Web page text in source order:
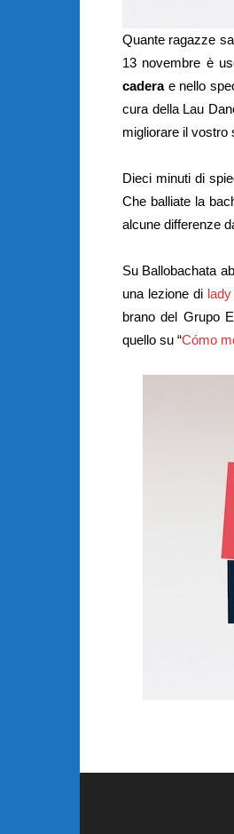
Quante ragazze
13 novembre è
caderae nello
cura della Lau
migliorare il vostro
Dieci minuti di
Che balliate la
alcune differenze
Su Ballobachata
una lezione di
brano del Grupo
quello su “Cómo